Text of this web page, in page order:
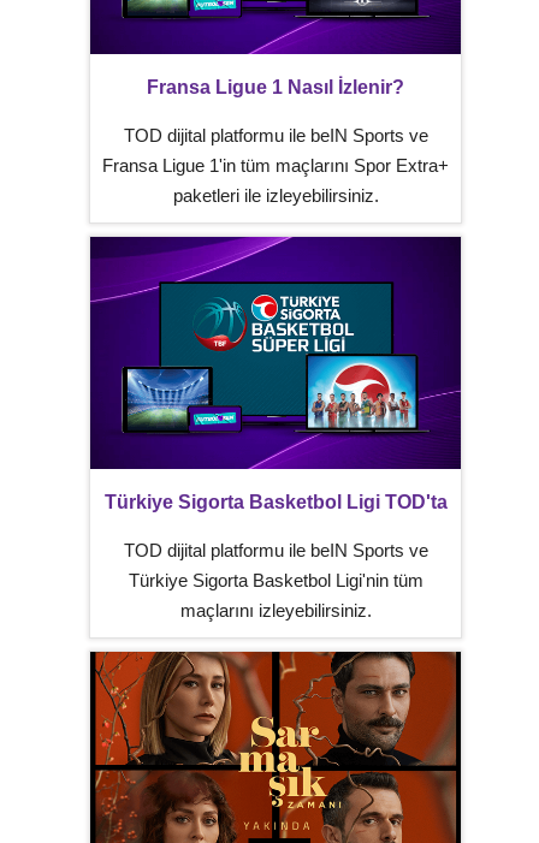
Fransa Ligue 1 Nasıl İzlenir?
TOD dijital platformu ile beIN Sports ve
Fransa Ligue 1'in tüm maçlarını Spor Extra+
paketleri ile izleyebilirsiniz.
Türkiye Sigorta Basketbol Ligi TOD'ta
TOD dijital platformu ile beIN Sports ve
Türkiye Sigorta Basketbol Ligi'nin tüm
maçlarını izleyebilirsiniz.